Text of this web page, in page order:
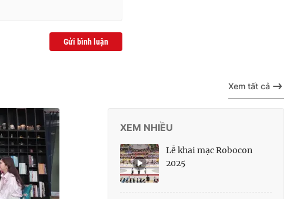
Gửi bình luận
Xem tất cả
XEM NHIỀU
Lễ khai mạc Robocon
2025